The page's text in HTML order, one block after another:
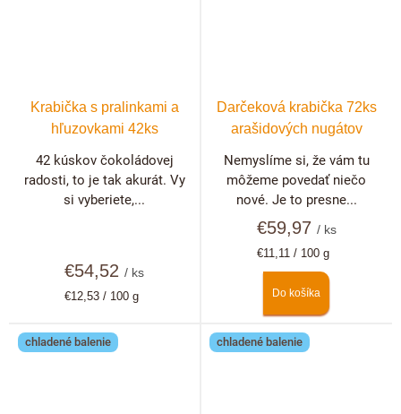
Krabička s pralinkami a
hľuzovkami 42ks
€54,52/ ks
Jednotková
€12,53 / 100 g
42 kúskov čokoládovej
radosti, to je tak akurát. Vy
si vyberiete,...
Darčeková krabička 72ks
arašidových nugátov
€59,97 / ks
Jednotková
€11,11 / 100 g
Do košíka
Nemyslíme si, že vám tu
môžeme povedať niečo
nové. Je to presne...
chladené balenie chladené balenie